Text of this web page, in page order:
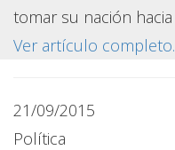
tomar su nación
Ver artículo
21/09/2015
Política